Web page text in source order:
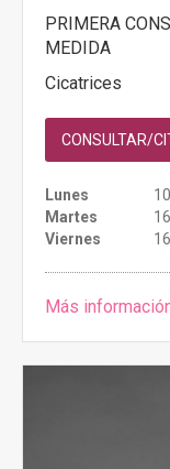
PRIMERA
MEDIDA
Cicatrices
CONSULTAR/
Lunes
Martes
Viernes
Más